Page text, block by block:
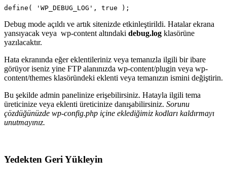
define( 'WP_DEBUG_LOG', true );
Debug mode açıldı ve artık sitenizde etkinleştirildi. Hatalar ekrana
yansıyacak veya wp-content altındaki debug.log klasörüne
yazılacaktır.
Hata ekranında eğer eklentileriniz veya temanızla ilgili bir ibare
görüyor iseniz yine FTP alanınızda wp-content/plugin veya wp-
content/themes klasöründeki eklenti veya temanızın ismini değiştirin.
Bu şekilde admin panelinize erişebilirsiniz. Hatayla ilgili tema
üreticinize veya eklenti üreticinize danışabilirsiniz. Sorunu
çözdüğünüzde wp-config.php içine eklediğimiz kodları kaldırmayı
unutmayınız.
Yedekten Geri Yükleyin